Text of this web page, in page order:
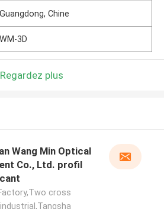
Guangdong, Chine
WM-3D
Regardez plus
Wang Min Optical
Co., Ltd. profil
cross